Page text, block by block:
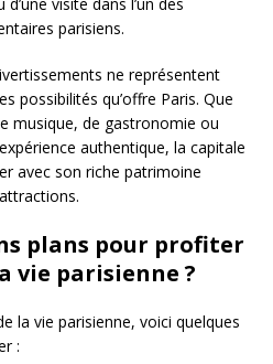
visite dans l’un des
parisiens.
ne représentent
possibilités qu’offre Paris. Que
musique, de gastronomie ou
authentique, la capitale
avec son riche patrimoine
plans pour profiter
vie parisienne ?
la vie parisienne, voici quelques
: